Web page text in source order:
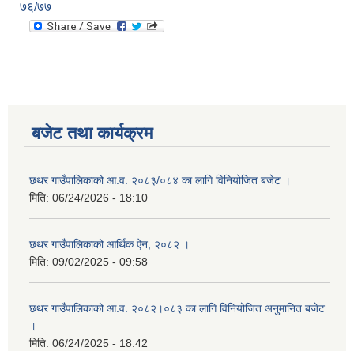
७६/७७
बजेट तथा कार्यक्रम
छथर गाउँपालिकाको आ.व. २०८३/०८४ का लागि विनियोजित बजेट ।
मिति: 06/24/2026 - 18:10
छथर गाउँपालिकाको आर्थिक ऐन, २०८२ ।
मिति: 09/02/2025 - 09:58
छथर गाउँपालिकाको आ.व. २०८२।०८३ का लागि विनियोजित अनुमानित बजेट
।
मिति: 06/24/2025 - 18:42